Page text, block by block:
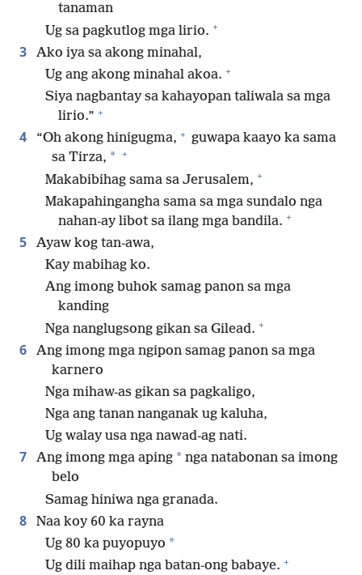
tanaman
Ug sa pagkutlog mga lirio. +
3
Ako iya sa akong minahal,
Ug ang akong minahal akoa. +
Siya nagbantay sa kahayopan taliwala sa mga
lirio.” +
4 “Oh akong hinigugma, + guwapa kaayo ka sama
sa Tirza, * +
Makabibihag sama sa Jerusalem, +
Makapahingangha sama sa mga sundalo nga
nahan-ay libot sa ilang mga bandila. +
5
Ayaw kog tan-awa,
Kay mabihag ko.
Ang imong buhok samag panon sa mga
kanding
Nga nanglugsong gikan sa Gilead. +
6
Ang imong mga ngipon samag panon sa mga
karnero
Nga mihaw-as gikan sa pagkaligo,
Nga ang tanan nanganak ug kaluha,
Ug walay usa nga nawad-ag nati.
7 Ang imong mga aping * nga natabonan sa imong
belo
Samag hiniwa nga granada.
8
Naa koy 60 ka rayna
Ug 80 ka puyopuyo *
Ug dili maihap nga batan-ong babaye. +